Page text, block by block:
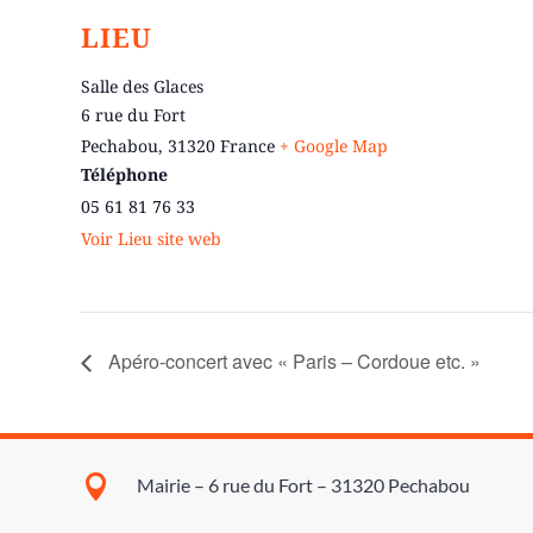
LIEU
Salle des Glaces
6 rue du Fort
Pechabou, 31320 France + Google Map
Téléphone
05 61 81 76 33
Voir Lieu site web
Apéro-concert avec « Paris – Cordoue etc. »
 Mairie – 6 rue du Fort – 31320 Pechabou